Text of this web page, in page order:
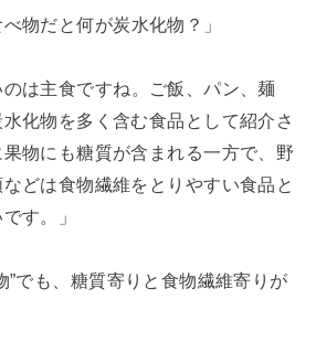
べ物だと何が炭水化物？」
のは主食ですね。ご飯、パン、麺
化物を多く含む食品として紹介さ
物にも糖質が含まれる一方で、野
どは食物繊維をとりやすい食品と
す。」
”でも、糖質寄りと食物繊維寄りが